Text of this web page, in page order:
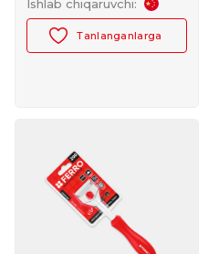
Ishlab chiqaruvchi:
Tanlanganlarga